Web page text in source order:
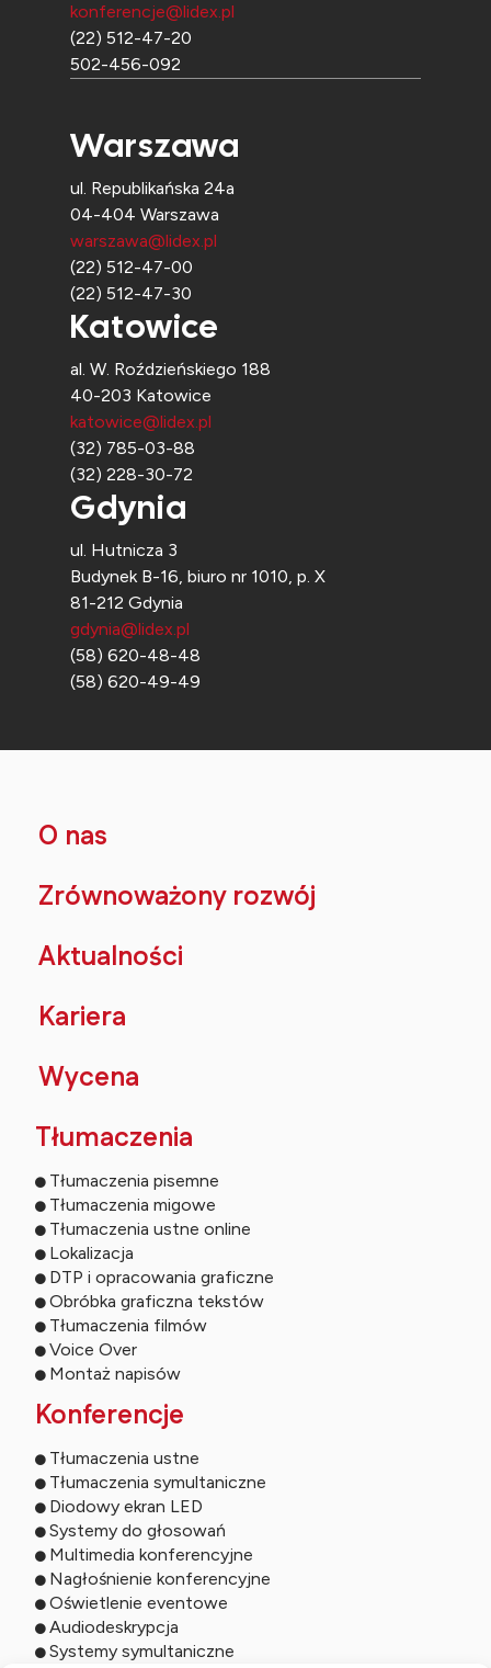
konferencje@lidex.pl
(22) 512-47-20
502-456-092
Warszawa
ul. Republikańska 24a
04-404 Warszawa
warszawa@lidex.pl
(22) 512-47-00
(22) 512-47-30
Katowice
al. W. Roździeńskiego 188
40-203 Katowice
katowice@lidex.pl
(32) 785-03-88
(32) 228-30-72
Gdynia
ul. Hutnicza 3
Budynek B-16, biuro nr 1010, p. X
81-212 Gdynia
gdynia@lidex.pl
(58) 620-48-48
(58) 620-49-49
O nas
Zrównoważony rozwój
Aktualności
Kariera
Wycena
Tłumaczenia
Tłumaczenia pisemne
Tłumaczenia migowe
Tłumaczenia ustne online
Lokalizacja
DTP i opracowania graficzne
Obróbka graficzna tekstów
Tłumaczenia filmów
Voice Over
Montaż napisów
Konferencje
Tłumaczenia ustne
Tłumaczenia symultaniczne
Diodowy ekran LED
Systemy do głosowań
Multimedia konferencyjne
Nagłośnienie konferencyjne
Oświetlenie eventowe
Audiodeskrypcja
Systemy symultaniczne